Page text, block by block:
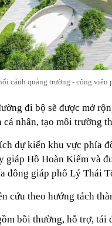
cảnh quảng trường - công
đi bộ sẽ được mở
cá nhân, tạo môi trường
dự kiến khu vực phía
giáp Hồ Hoàn Kiếm và
đông giáp phố Lý Thái
cứu theo hướng tách
bồi thường, hỗ trợ, tái